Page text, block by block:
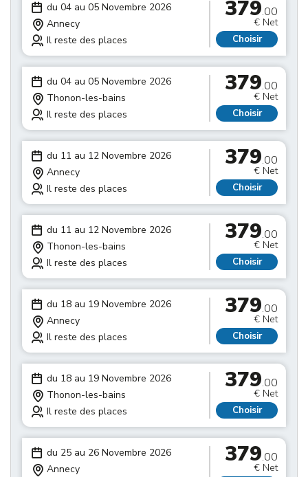
du 04 au 05 Novembre 2026
Annecy
Il reste des places
379.00
€ Net
Choisir
du 04 au 05 Novembre 2026
Thonon-les-bains
Il reste des places
379.00
€ Net
Choisir
du 11 au 12 Novembre 2026
Annecy
Il reste des places
379.00
€ Net
Choisir
du 11 au 12 Novembre 2026
Thonon-les-bains
Il reste des places
379.00
€ Net
Choisir
du 18 au 19 Novembre 2026
Annecy
Il reste des places
379.00
€ Net
Choisir
du 18 au 19 Novembre 2026
Thonon-les-bains
Il reste des places
379.00
€ Net
Choisir
du 25 au 26 Novembre 2026
Annecy
379.00
€ Net